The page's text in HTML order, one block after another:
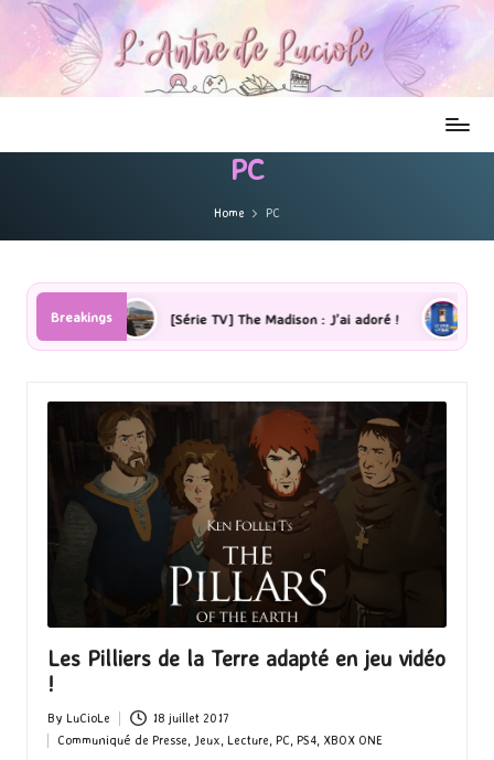
PC
Home PC
Breakings
The Madison : J’ai adoré ! [Lecture] La femme de ménage :
Les Pilliers de la Terre adapté en jeu vidéo
!
Posted
by
By LuCioLe 18 juillet 2017
Communiqué de Presse, Jeux, Lecture,PC,PS4, XBOX ONE